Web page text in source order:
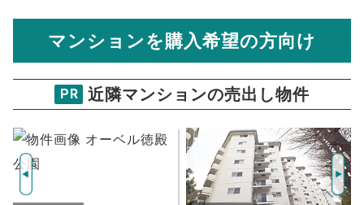
物件価格
万円
ご希望の
返済期間
年
イトーピア豊玉マンション
3040 万円
マンションを購入希望の方向け
PR 近隣マンションの売出し物件